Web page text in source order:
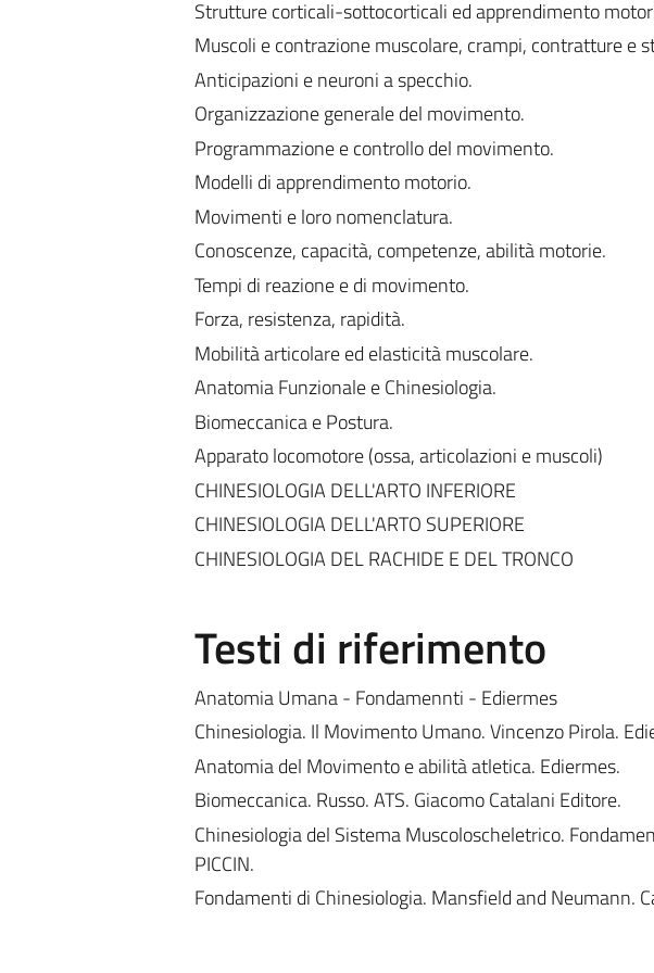
Strutture corticali-sottocorticali ed apprendimento
Muscoli e contrazione muscolare, crampi, contratture e
Anticipazioni e neuroni a specchio.
Organizzazione generale del movimento.
Programmazione e controllo del movimento.
Modelli di apprendimento motorio.
Movimenti e loro nomenclatura.
Conoscenze, capacità, competenze, abilità motorie.
Tempi di reazione e di movimento.
Forza, resistenza, rapidità.
Mobilità articolare ed elasticità muscolare.
Anatomia Funzionale e Chinesiologia.
Biomeccanica e Postura.
Apparato locomotore (ossa, articolazioni e muscoli)
CHINESIOLOGIA DELL'ARTO INFERIORE
CHINESIOLOGIA DELL'ARTO SUPERIORE
CHINESIOLOGIA DEL RACHIDE E DEL TRONCO
Testi di riferimento
Anatomia Umana - Fondamennti - Ediermes
Chinesiologia. Il Movimento Umano. Vincenzo Pirola.
Anatomia del Movimento e abilità atletica. Ediermes.
Biomeccanica. Russo. ATS. Giacomo Catalani Editore.
Chinesiologia del Sistema Muscoloscheletrico.
PICCIN.
Fondamenti di Chinesiologia. Mansfield and Neumann.